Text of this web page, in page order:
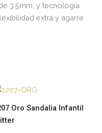
3.5mm, y tecnología
extra y agarre
Oro Sandalia Infantil